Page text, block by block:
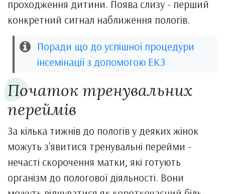
проходження дитини. Поява слизу - перший
конкретний сигнал наближення пологів.
Поради що до успішної процедури
інсемінації з допомогою ЕКЗ
Початок тренувальних
переймів
За кілька тижнів до пологів у деяких жінок
можуть з'явитися тренувальні перейми -
нечасті скорочення матки, які готують
організм до пологової діяльності. Вони